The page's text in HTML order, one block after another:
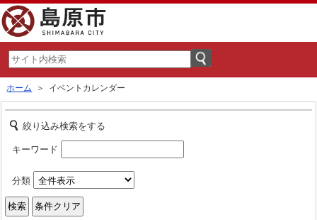
ホーム ＞ イベントカレンダー
絞り込み検索をする
キーワード
分類